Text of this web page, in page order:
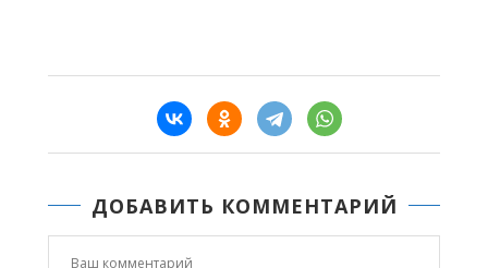
ДОБАВИТЬ КОММЕНТАРИЙ